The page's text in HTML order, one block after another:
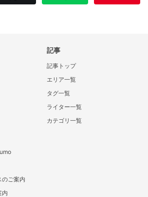
記事
記事トップ
エリア一覧
タグ一覧
ライター一覧
カテゴリ一覧
のご案内
内